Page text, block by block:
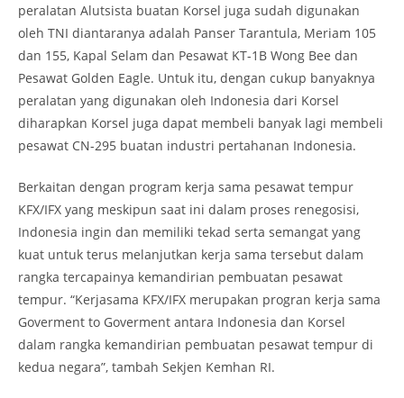
peralatan Alutsista buatan Korsel juga sudah digunakan
oleh TNI diantaranya adalah Panser Tarantula, Meriam 105
dan 155, Kapal Selam dan Pesawat KT-1B Wong Bee dan
Pesawat Golden Eagle. Untuk itu, dengan cukup banyaknya
peralatan yang digunakan oleh Indonesia dari Korsel
diharapkan Korsel juga dapat membeli banyak lagi membeli
pesawat CN-295 buatan industri pertahanan Indonesia.
Berkaitan dengan program kerja sama pesawat tempur
KFX/IFX yang meskipun saat ini dalam proses renegosisi,
Indonesia ingin dan memiliki tekad serta semangat yang
kuat untuk terus melanjutkan kerja sama tersebut dalam
rangka tercapainya kemandirian pembuatan pesawat
tempur. “Kerjasama KFX/IFX merupakan progran kerja sama
Goverment to Goverment antara Indonesia dan Korsel
dalam rangka kemandirian pembuatan pesawat tempur di
kedua negara”, tambah Sekjen Kemhan RI.